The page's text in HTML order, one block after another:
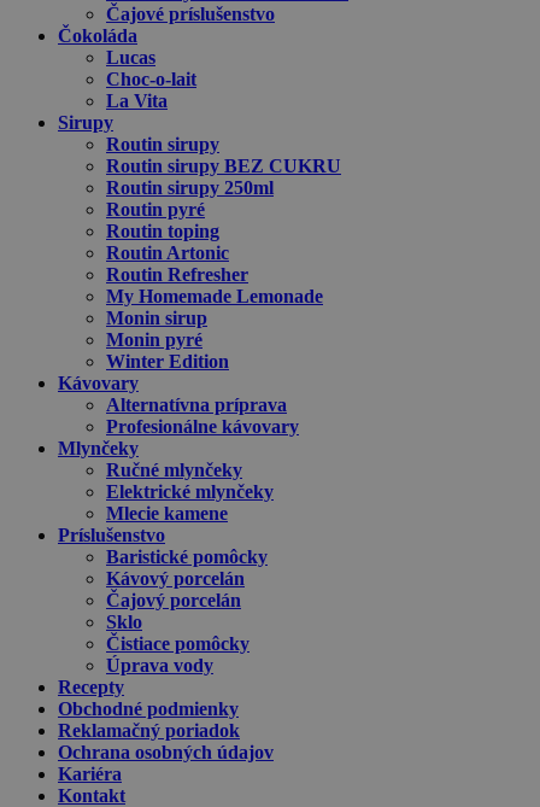
Čajové príslušenstvo
Čokoláda
Lucas
Choc-o-lait
La Vita
Sirupy
Routin sirupy
Routin sirupy BEZ CUKRU
Routin sirupy 250ml
Routin pyré
Routin toping
Routin Artonic
Routin Refresher
My Homemade Lemonade
Monin sirup
Monin pyré
Winter Edition
Kávovary
Alternatívna príprava
Profesionálne kávovary
Mlynčeky
Ručné mlynčeky
Elektrické mlynčeky
Mlecie kamene
Príslušenstvo
Baristické pomôcky
Kávový porcelán
Čajový porcelán
Sklo
Čistiace pomôcky
Úprava vody
Recepty
Obchodné podmienky
Reklamačný poriadok
Ochrana osobných údajov
Kariéra
Kontakt